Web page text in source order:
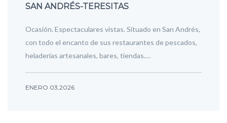
SAN ANDRÉS-TERESITAS
Ocasión. Espectaculares vistas. Situado en San Andrés,
con todo el encanto de sus restaurantes de pescados,
heladerías artesanales, bares, tiendas.…
ENERO 03,2026